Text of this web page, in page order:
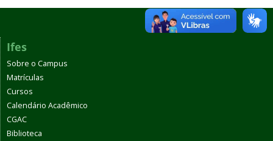
Ifes
Sobre o Campus
Matrículas
Cursos
Calendário Acadêmico
CGAC
Biblioteca